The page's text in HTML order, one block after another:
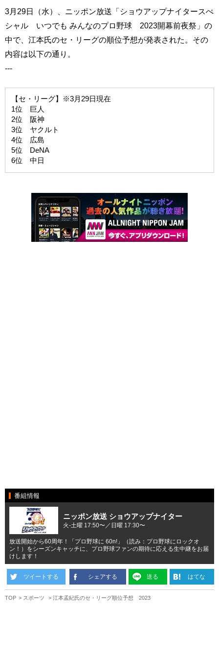
3月29日（水）、ニッポン放送「ショウアップナイタースぺ
シャル いつでも みんなのプロ野球 2023開幕前夜祭」の
中で、江本氏のセ・リーグの順位予想が発表された。その
内容は以下の通り。
---
【セ・リーグ】※3月29日現在
1位 巨人
2位 阪神
3位 ヤクルト
4位 広島
5位 DeNA
6位 中日
番組情報
ニッポン放送 ショウアップナイター
火-土曜 17:50〜／日曜 17:30〜
放送開始から60周年！「プロ野球に 60n!」（読み：プロ野球にロックオ
ン！）をシーズンキャッチに、プロ野球ファンの期待に応える生中継をお届
けします！
ツイートする シェアする 送る はてな
TOP スポーツ 江本孟紀氏のセ・リーグ順位予想 2023